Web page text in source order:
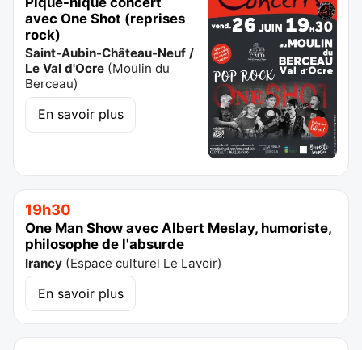
avec One Shot (reprises
rock)
Saint-Aubin-Château-Neuf /
Le Val d'Ocre (Moulin du
Berceau)
En savoir plus
19h30
One Man Show avec Albert Meslay, humoriste,
philosophe de l'absurde
Irancy (Espace culturel Le Lavoir)
En savoir plus